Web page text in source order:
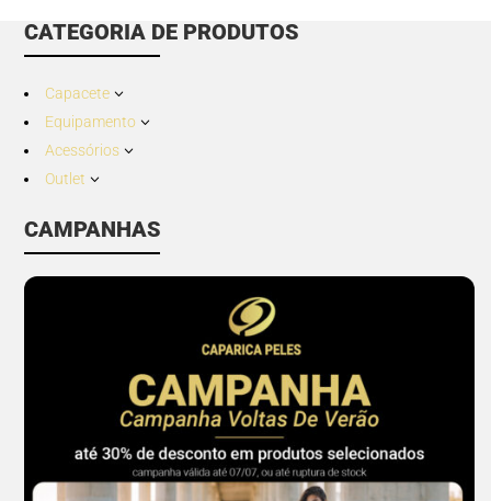
CATEGORIA DE PRODUTOS
Capacete 3
Equipamento 3
Acessórios 3
Outlet 3
CAMPANHAS